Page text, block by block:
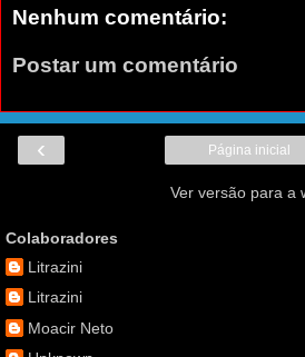
Nenhum comentário:
Postar um comentário
‹ Página inicial
Ver versão para a
Colaboradores
Litrazini
Litrazini
Moacir Neto